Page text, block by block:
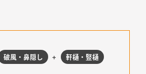
破風・鼻隠し 軒樋・竪樋